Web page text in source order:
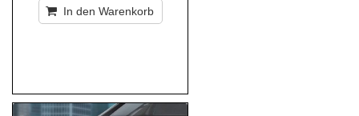
In den Warenkorb